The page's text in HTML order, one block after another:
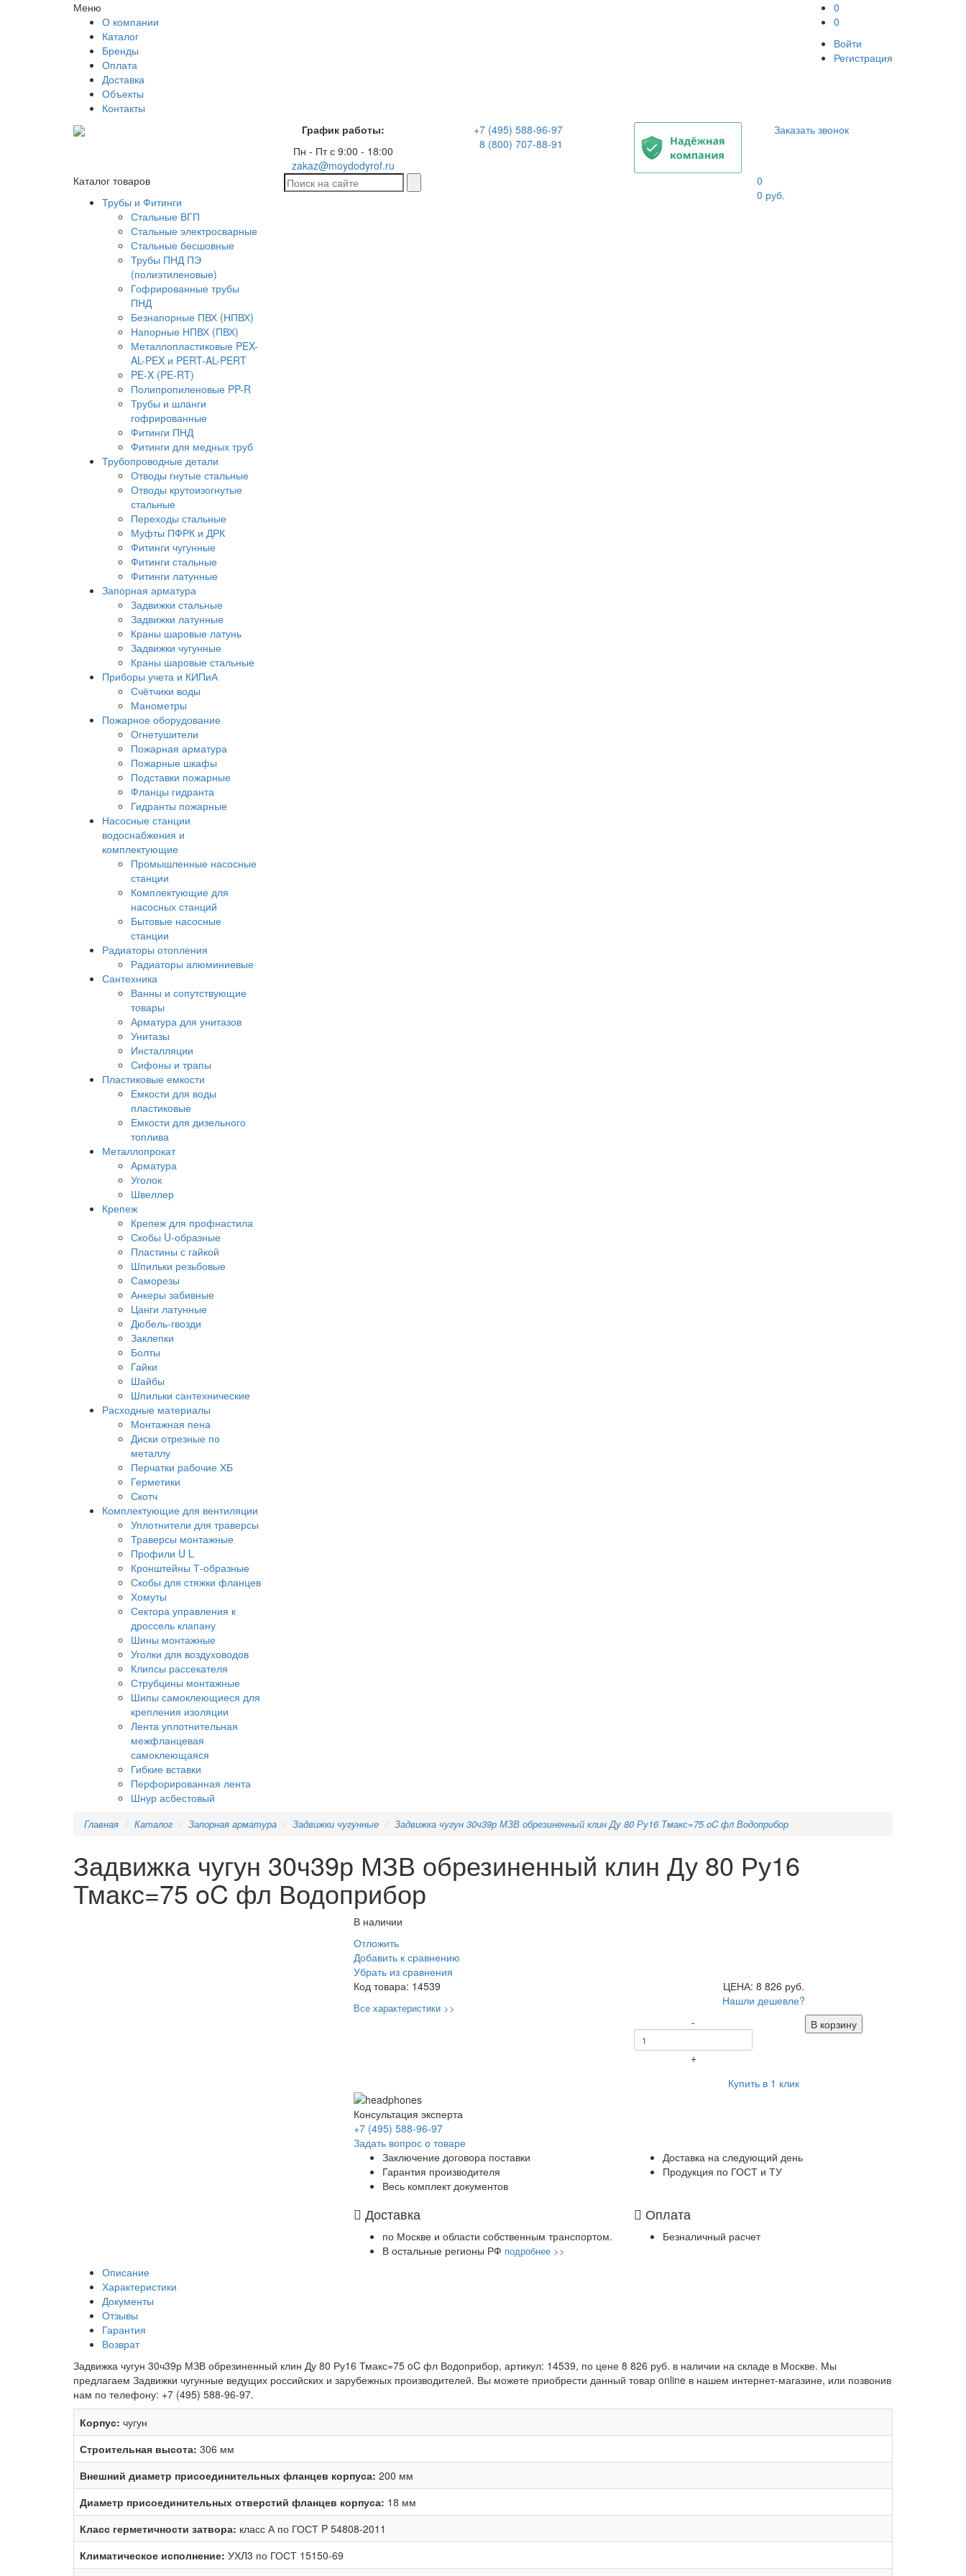
Меню
О компании
Каталог
Бренды
Оплата
Доставка
Объекты
Контакты
0
0
Войти
Регистрация
График работы:
Пн - Пт с 9:00 - 18:00
zakaz@moydodyrof.ru
+7 (495) 588-96-97
8 (800) 707-88-91
Заказать звонок
Каталог товаров
Трубы и Фитинги
Стальные ВГП
Стальные электросварные
Стальные бесшовные
Трубы ПНД ПЭ
(полиэтиленовые)
Гофрированные трубы
ПНД
Безнапорные ПВХ (НПВХ)
Напорные НПВХ (ПВХ)
Металлопластиковые PEX-
AL-PEX и PERT-AL-PERT
PE-X (PE-RT)
Полипропиленовые PP-R
Трубы и шланги
гофрированные
Фитинги ПНД
Фитинги для медных труб
Трубопроводные детали
Отводы гнутые стальные
Отводы крутоизогнутые
стальные
Переходы стальные
Муфты ПФРК и ДРК
Фитинги чугунные
Фитинги стальные
Фитинги латунные
Запорная арматура
Задвижки стальные
Задвижки латунные
Краны шаровые латунь
Задвижки чугунные
Краны шаровые стальные
Приборы учета и КИПиА
Счётчики воды
Манометры
Пожарное оборудование
Огнетушители
Пожарная арматура
Пожарные шкафы
Подставки пожарные
Фланцы гидранта
Гидранты пожарные
Насосные станции
водоснабжения и
комплектующие
Промышленные насосные
станции
Комплектующие для
насосных станций
Бытовые насосные
станции
Радиаторы отопления
Радиаторы алюминиевые
Сантехника
Ванны и сопутствующие
товары
Арматура для унитазов
Унитазы
Инсталляции
Сифоны и трапы
Пластиковые емкости
Емкости для воды
пластиковые
Емкости для дизельного
топлива
Металлопрокат
Арматура
Уголок
Швеллер
Крепеж
Крепеж для профнастила
Скобы U-образные
Пластины с гайкой
Шпильки резьбовые
Саморезы
Анкеры забивные
Цанги латунные
Дюбель-гвозди
Заклепки
Болты
Гайки
Шайбы
Шпильки сантехнические
Расходные материалы
Монтажная пена
Диски отрезные по
металлу
Перчатки рабочие ХБ
Герметики
Скотч
Комплектующие для вентиляции
Уплотнители для траверсы
Траверсы монтажные
Профили U L
Кронштейны Т-образные
Скобы для стяжки фланцев
Хомуты
Сектора управления к
дроссель клапану
Шины монтажные
Уголки для воздуховодов
Клипсы рассекателя
Струбцины монтажные
Шипы самоклеющиеся для
крепления изоляции
Лента уплотнительная
межфланцевая
самоклеющаяся
Гибкие вставки
Перфорированная лента
Шнур асбестовый
0
0 руб.
Главная Каталог Запорная арматура Задвижки чугунные Задвижка чугун 30ч39р МЗВ обрезиненный клин Ду 80 Ру16 Тмакс=75 oC фл Водоприбор
Задвижка чугун 30ч39р МЗВ обрезиненный клин Ду 80 Ру16
Тмакс=75 oC фл Водоприбор
В наличии
Отложить
Добавить к сравнению
Убрать из сравнения
Код товара: 14539
Все характеристики >>
ЦЕНА: 8 826 руб.
Нашли дешевле?
-
+
В корзину
Купить в 1 клик
Консультация эксперта
+7 (495) 588-96-97
Задать вопрос о товаре
Заключение договора поставки
Гарантия производителя
Весь комплект документов
Доставка на следующий день
Продукция по ГОСТ и ТУ
Доставка
по Москве и области собственным транспортом.
В остальные регионы РФ подробнее >>
Оплата
Безналичный расчет
Описание
Характеристики
Документы
Отзывы
Гарантия
Возврат
Задвижка чугун 30ч39р МЗВ обрезиненный клин Ду 80 Ру16 Тмакс=75 oC фл Водоприбор, артикул: 14539, по цене 8 826 руб. в наличии на складе в Москве. Мы
предлагаем Задвижки чугунные ведущих российских и зарубежных производителей. Вы можете приобрести данный товар online в нашем интернет-магазине, или позвонив
нам по телефону: +7 (495) 588-96-97.
Корпус: чугун
Строительная высота: 306 мм
Внешний диаметр присоединительных фланцев корпуса: 200 мм
Диаметр присоединительных отверстий фланцев корпуса: 18 мм
Класс герметичности затвора: класс А по ГОСТ P 54808-2011
Климатическое исполнение: УХЛ3 по ГОСТ 15150-69